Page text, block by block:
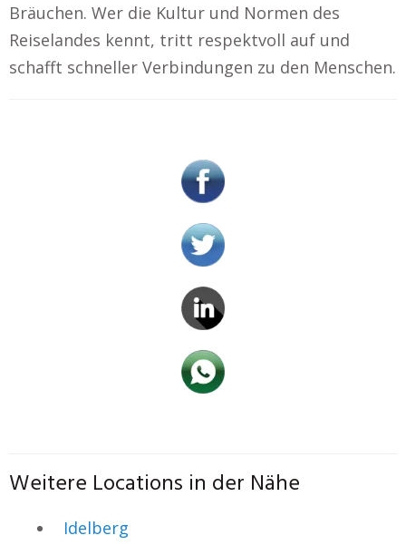
Bräuchen. Wer die Kultur und Normen des
Reiselandes kennt, tritt respektvoll auf und
schafft schneller Verbindungen zu den Menschen.
Weitere Locations in der Nähe
Idelberg